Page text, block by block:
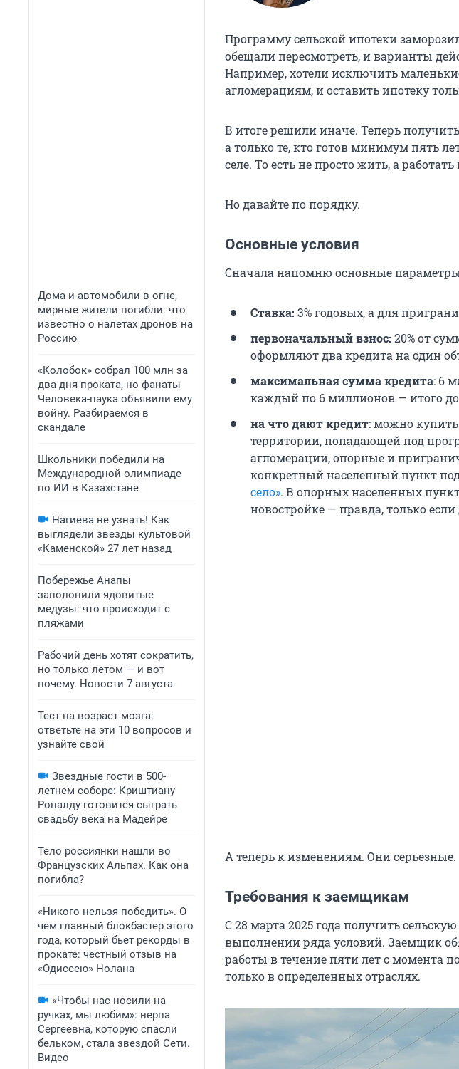
Дома и автомобили в огне,
мирные жители погибли: что
известно о налетах дронов на
Россию
«Колобок» собрал 100 млн за
два дня проката, но фанаты
Человека-паука объявили ему
войну. Разбираемся в
скандале
Школьники победили на
Международной олимпиаде
по ИИ в Казахстане
Нагиева не узнать! Как
выглядели звезды культовой
«Каменской» 27 лет назад
Побережье Анапы
заполонили ядовитые
медузы: что происходит с
пляжами
Рабочий день хотят сократить,
но только летом — и вот
почему. Новости 7 августа
Тест на возраст мозга:
ответьте на эти 10 вопросов и
узнайте свой
Звездные гости в 500-
летнем соборе: Криштиану
Роналду готовится сыграть
свадьбу века на Мадейре
Тело россиянки нашли во
Французских Альпах. Как она
погибла?
«Никого нельзя победить». О
чем главный блокбастер этого
года, который бьет рекорды в
прокате: честный отзыв на
«Одиссею» Нолана
«Чтобы нас носили на
ручках, мы любим»: нерпа
Сергеевна, которую спасли
бельком, стала звездой Сети.
Видео
Программу сельской ипотеки
обещали пересмотреть, и варианты
Например, хотели исключить
агломерациям, и оставить ипотеку
В итоге решили иначе. Теперь
а только те, кто готов минимум пять
селе. То есть не просто жить, а
Но давайте по порядку.
Основные условия
Сначала напомню основные
Ставка: 3% годовых, а для
первоначальный взнос: 20% от
оформляют два кредита на один
максимальная сумма кредита: 6
каждый по 6 миллионов — итого
на что дают кредит: можно
территории, попадающей под
агломерации, опорные и
конкретный населенный пункт
село». В опорных населенных
новостройке — правда, только
А теперь к изменениям. Они серьезные.
Требования к заемщикам
С 28 марта 2025 года получить
выполнении ряда условий. Заемщик
работы в течение пяти лет с момента
только в определенных отраслях.